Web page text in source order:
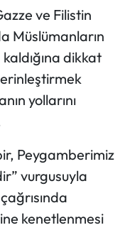
ve Filistin
Müslümanların
kaldığına dikkat
yollarını
Peygamberimiz
vurgusuyla
kenetlenmesi